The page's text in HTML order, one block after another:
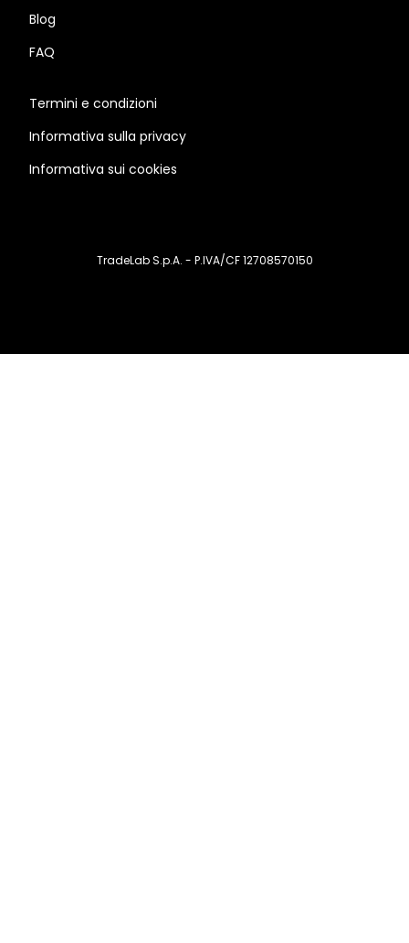
Blog
FAQ
Termini e condizioni
Informativa sulla privacy
Informativa sui cookies
TradeLab S.p.A. - P.IVA/CF 12708570150